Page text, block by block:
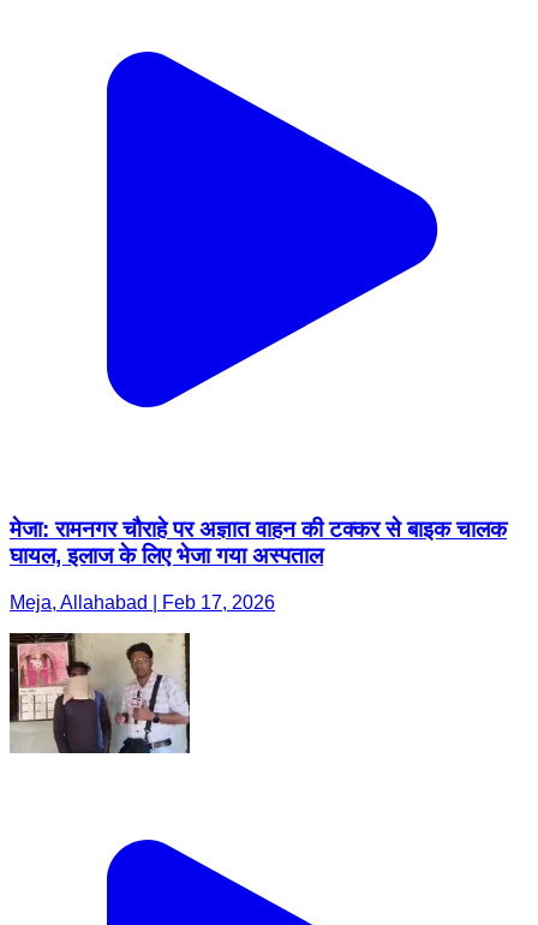
मेजा: रामनगर चौराहे पर अज्ञात वाहन की टक्कर से बाइक चालक
घायल, इलाज के लिए भेजा गया अस्पताल
Meja, Allahabad | Feb 17, 2026